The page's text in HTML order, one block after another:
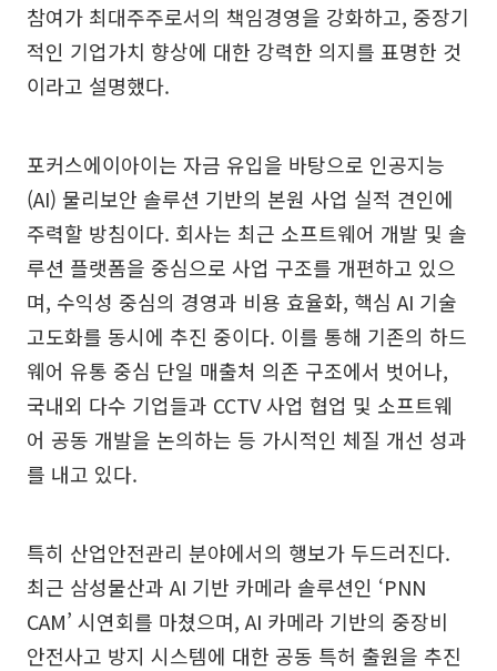
참여가 최대주주로서의 책임경영을 강화하고, 중장기
적인 기업가치 향상에 대한 강력한 의지를 표명한 것
이라고 설명했다.
포커스에이아이는 자금 유입을 바탕으로 인공지능
(AI) 물리보안 솔루션 기반의 본원 사업 실적 견인에
주력할 방침이다. 회사는 최근 소프트웨어 개발 및 솔
루션 플랫폼을 중심으로 사업 구조를 개편하고 있으
며, 수익성 중심의 경영과 비용 효율화, 핵심 AI 기술
고도화를 동시에 추진 중이다. 이를 통해 기존의 하드
웨어 유통 중심 단일 매출처 의존 구조에서 벗어나,
국내외 다수 기업들과 CCTV 사업 협업 및 소프트웨
어 공동 개발을 논의하는 등 가시적인 체질 개선 성과
를 내고 있다.
특히 산업안전관리 분야에서의 행보가 두드러진다.
최근 삼성물산과 AI 기반 카메라 솔루션인 ‘PNN
CAM’ 시연회를 마쳤으며, AI 카메라 기반의 중장비
안전사고 방지 시스템에 대한 공동 특허 출원을 추진